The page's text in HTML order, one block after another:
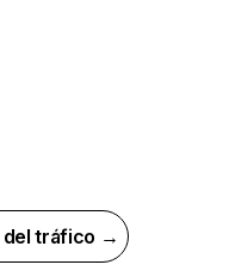
del tráfico →